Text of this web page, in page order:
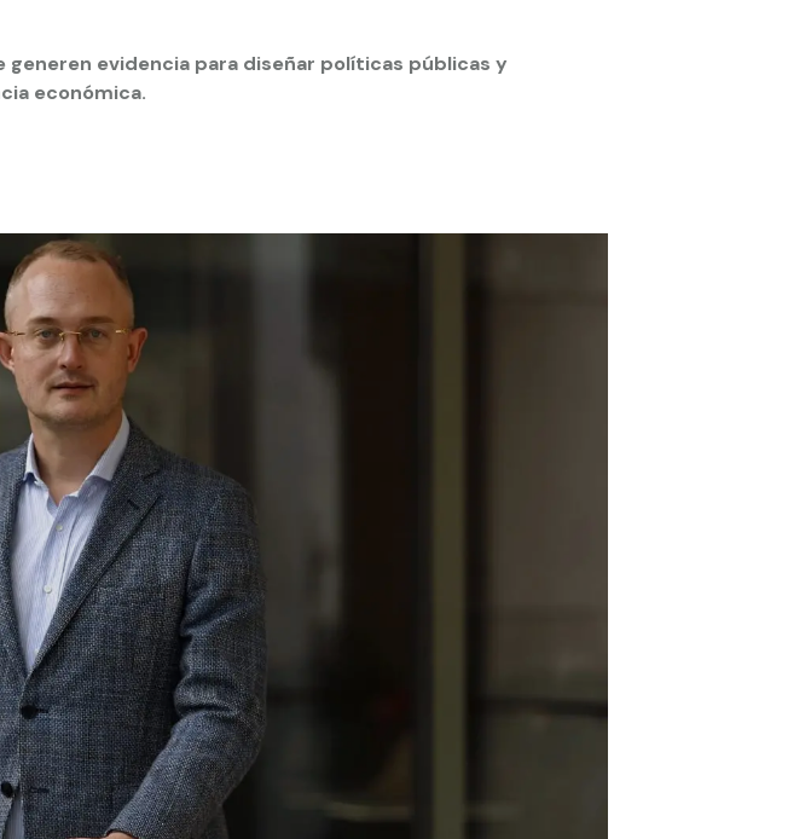
evidencia para diseñar políticas públicas y
económica.